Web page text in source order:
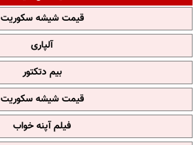
قیمت شیشه سکوریت
آلپاری
بیم دتکتور
قیمت شیشه سکوریت
فیلم آپنه خواب